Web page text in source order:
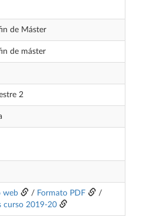
fin de Máster
fin de máster
2
web / Formato PDF
/
curso 2019-20